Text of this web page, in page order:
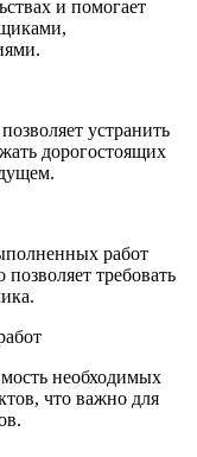
и помогает
устранить
дорогостоящих
работ
требовать
необходимых
что важно для